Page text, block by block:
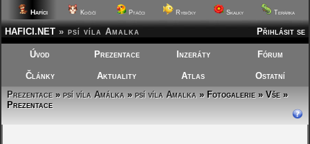
Hafíci Kočičí Ptáčci Rybičky Skalky Terárka
Přihlásit se
HAFICI.NET » psí víla Amalka
Úvod Prezentace Inzeráty Fórum
Články Aktuality Atlas
Ostatní
Prezentace»psí víla Amálka »psí víla Amalka » Fotogalerie » Vše »
Prezentace